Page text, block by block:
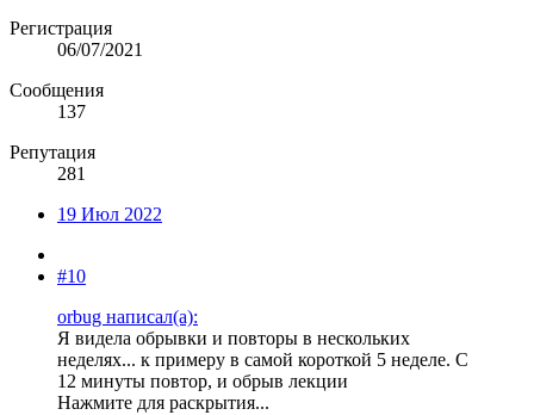
Регистрация
06/07/2021
Сообщения
137
Репутация
281
19 Июл 2022
#10
orbug написал(а):
Я видела обрывки и повторы в нескольких
неделях... к примеру в самой короткой 5 неделе. С
12 минуты повтор, и обрыв лекции
Нажмите для раскрытия...